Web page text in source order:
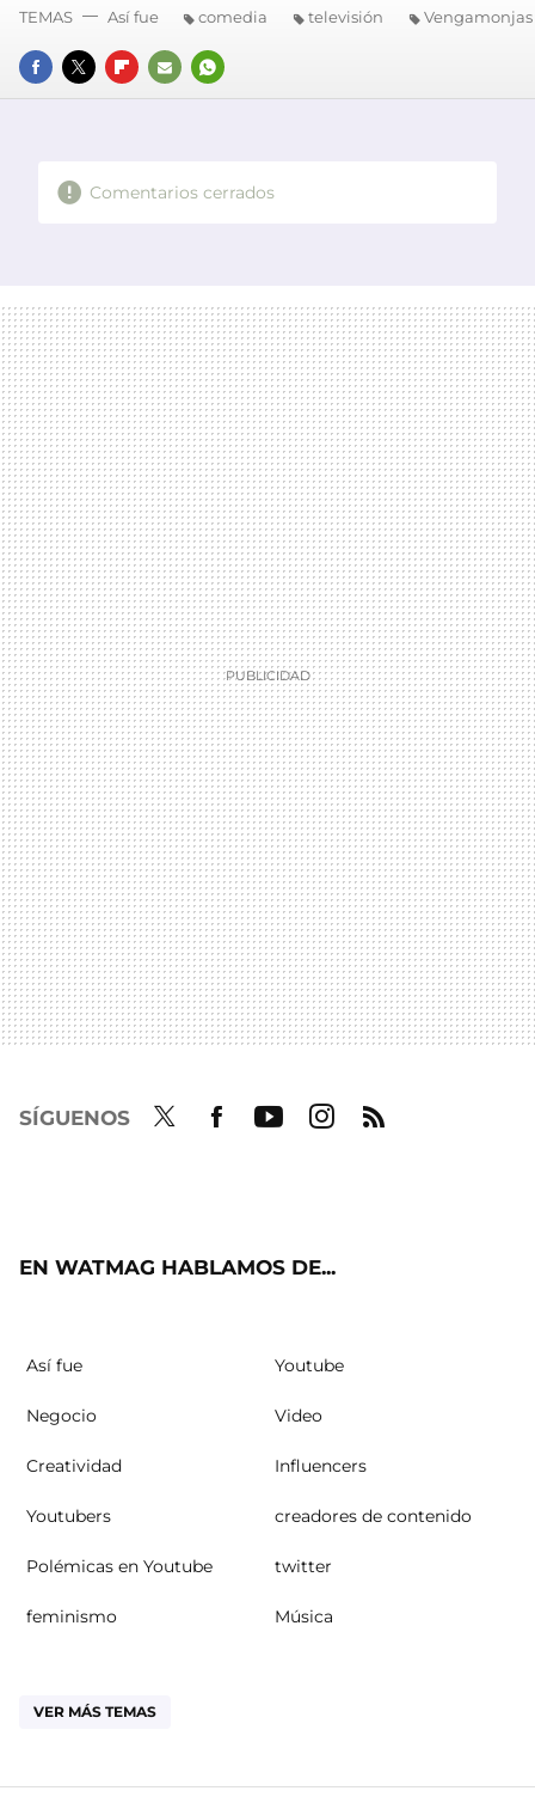
FACEBOOK
TWITTERFLIPBOARD
E-
WHATSAPP
TEMAS Así fue comedia televisión Vengamonjas
Comentarios cerrados
SÍGUENOS
EN WATMAG HABLAMOS DE...
Así fue Youtube
Negocio Video
Creatividad Influencers
Youtubers creadores de contenido
Polémicas en Youtube twitter
feminismo Música
VER MÁS TEMAS